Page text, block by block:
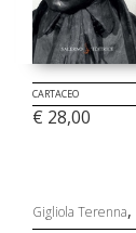
CARTACEO
€ 28,00
Gigliola Terenna,